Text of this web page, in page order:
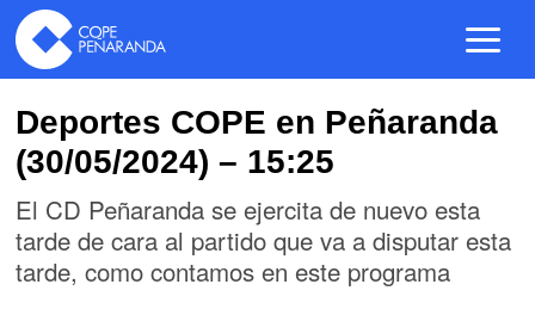
Deportes COPE en Peñaranda
(30/05/2024) – 15:25
El CD Peñaranda se ejercita de nuevo esta
tarde de cara al partido que va a disputar esta
tarde, como contamos en este programa